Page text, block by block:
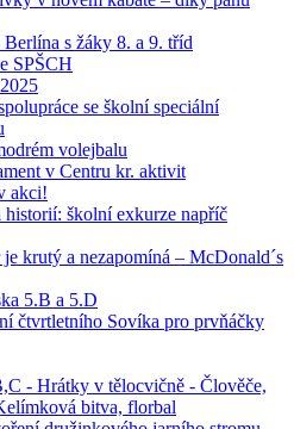
s žáky 8. a 9. tříd
SPŠCH
se školní speciální
volejbalu
v Centru kr. aktivit
akci!
školní exkurze napříč
krutý a nezapomíná – McDonald´s
5.B a 5.D
čtvrtletního Sovíka pro prvňáčky
- Hrátky v tělocvičně - Člověče,
bitva, florbal